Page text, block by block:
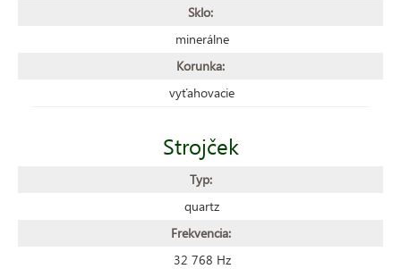
Sklo:
minerálne
Korunka:
vyťahovacie
Strojček
Typ:
quartz
Frekvencia:
32 768 Hz